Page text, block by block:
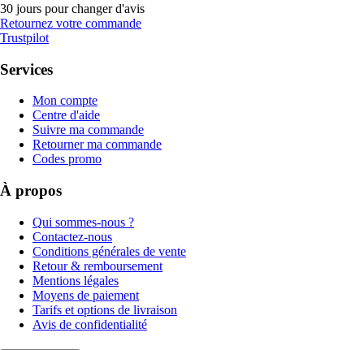
30 jours pour changer d'avis
Retournez votre commande
Trustpilot
Services
Mon compte
Centre d'aide
Suivre ma commande
Retourner ma commande
Codes promo
À propos
Qui sommes-nous ?
Contactez-nous
Conditions générales de vente
Retour & remboursement
Mentions légales
Moyens de paiement
Tarifs et options de livraison
Avis de confidentialité